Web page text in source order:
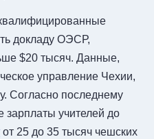
докладу ОЭСР,
$20 тысяч. Данные,
управление Чехии,
Согласно последнему
зарплаты учителей до
от 25 до 35 тысяч чешских